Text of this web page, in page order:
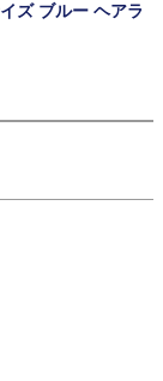
ズ ブルー ヘアラ